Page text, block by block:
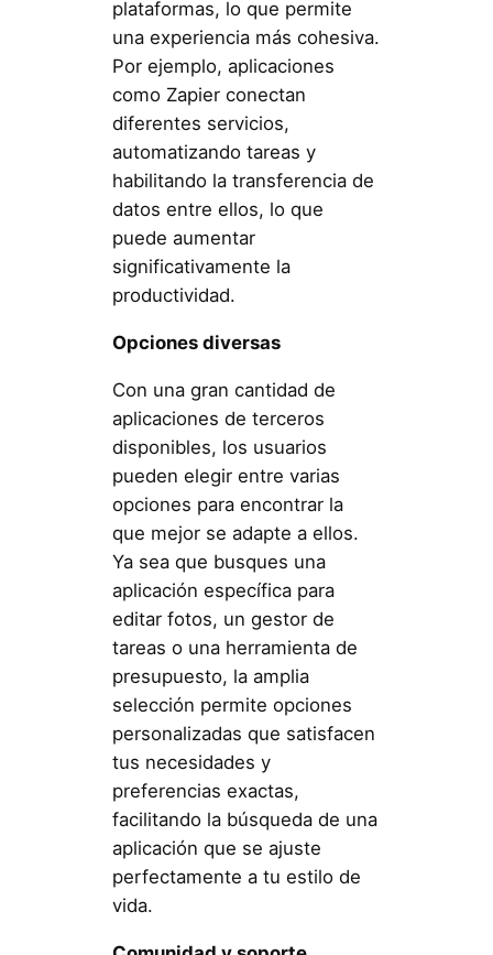
plataformas, lo que permite
una experiencia más cohesiva.
Por ejemplo, aplicaciones
como Zapier conectan
diferentes servicios,
automatizando tareas y
habilitando la transferencia de
datos entre ellos, lo que
puede aumentar
significativamente la
productividad.
Opciones diversas
Con una gran cantidad de
aplicaciones de terceros
disponibles, los usuarios
pueden elegir entre varias
opciones para encontrar la
que mejor se adapte a ellos.
Ya sea que busques una
aplicación específica para
editar fotos, un gestor de
tareas o una herramienta de
presupuesto, la amplia
selección permite opciones
personalizadas que satisfacen
tus necesidades y
preferencias exactas,
facilitando la búsqueda de una
aplicación que se ajuste
perfectamente a tu estilo de
vida.